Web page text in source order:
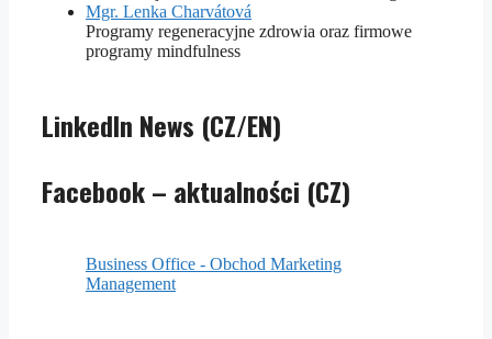
Mgr. Lenka Charvátová
Programy regeneracyjne zdrowia oraz firmowe
programy mindfulness
LinkedIn News (CZ/EN)
Facebook – aktualności (CZ)
Business Office - Obchod Marketing
Management